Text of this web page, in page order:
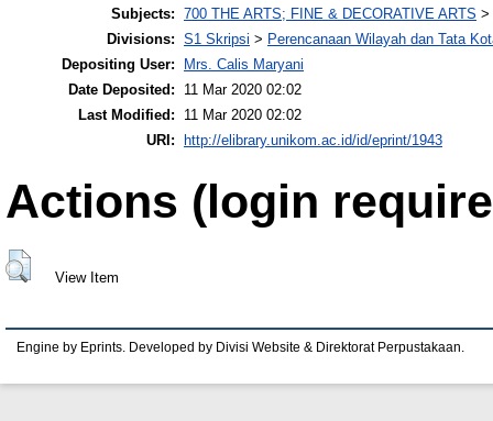
Subjects: 700 THE ARTS; FINE & DECORATIVE ARTS >
Divisions: S1 Skripsi > Perencanaan Wilayah dan Tata
Depositing User:
Mrs. Calis Maryani
Date Deposited:
11 Mar 2020 02:02
Last Modified:
11 Mar 2020 02:02
URI:
http://elibrary.unikom.ac.id/id/eprint/1943
Actions (login
View Item
Engine by Eprints. Developed by Divisi Website & Direktorat Perpustakaan.